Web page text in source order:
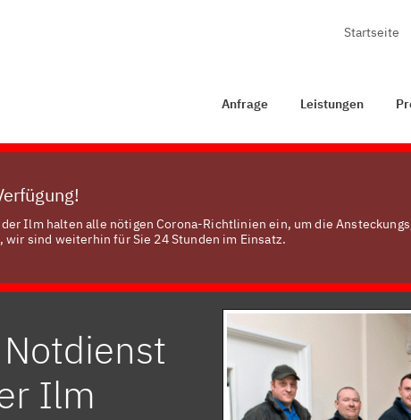
Startseite
Anfrage Leistungen
Ilm halten alle nötigen Corona-Richtlinien ein, um die
sind weiterhin für Sie 24 Stunden im Einsatz.
Ilm